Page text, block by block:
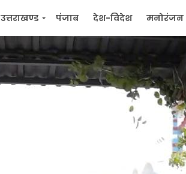
उत्तराखण्ड पंजाब देश-विदेश मनोरंजन
प्रशासनिक जन मुद्दे